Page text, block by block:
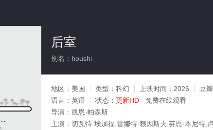
后室
别名：houshi
地区： 美国 类型： 科幻 上映时间： 2026 豆
语言： 英语 状态： 更新HD - 免费在线观看
导演： 凯恩·帕森斯
主演： 切瓦特·埃加福,雷娜特·赖因斯夫,芬恩·本尼特,